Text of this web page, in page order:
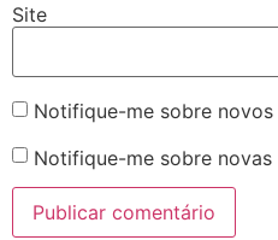
Site
Notifique-me sobre
Notifique-me sobre